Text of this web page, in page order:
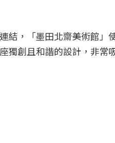
結，「墨田北齋美術館」
獨創且和諧的設計，非常